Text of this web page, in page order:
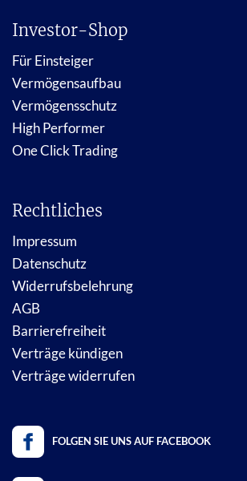
Investor-Shop
Für Einsteiger
Vermögensaufbau
Vermögensschutz
High Performer
One Click Trading
Rechtliches
Impressum
Datenschutz
Widerrufsbelehrung
AGB
Barrierefreiheit
Verträge kündigen
Verträge widerrufen
FOLGEN SIE UNS AUF FACEBOOK